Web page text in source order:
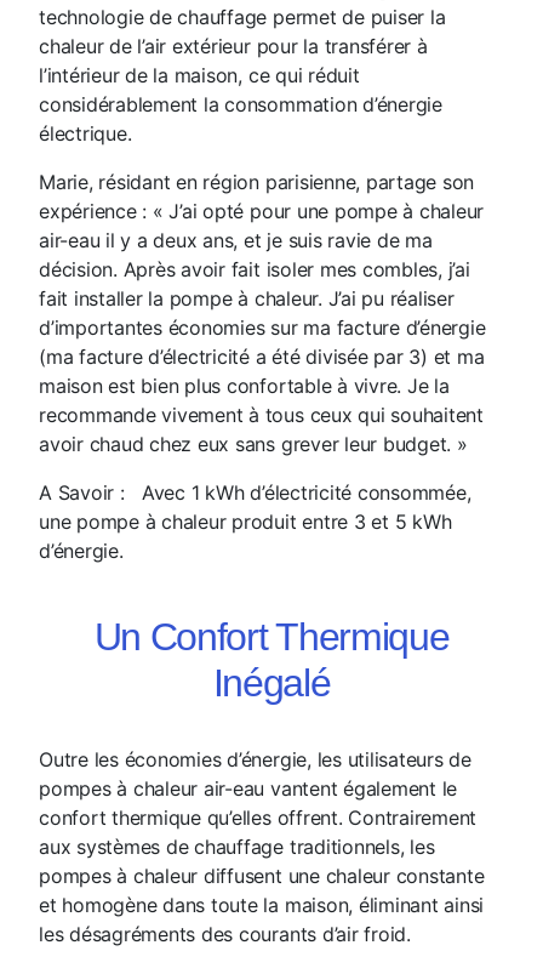
technologie de chauffage permet de puiser la
chaleur de l’air extérieur pour la transférer à
l’intérieur de la maison, ce qui réduit
considérablement la consommation d’énergie
électrique.
Marie, résidant en région parisienne, partage son
expérience : « J’ai opté pour une pompe à chaleur
air-eau il y a deux ans, et je suis ravie de ma
décision. Après avoir fait isoler mes combles, j’ai
fait installer la pompe à chaleur. J’ai pu réaliser
d’importantes économies sur ma facture d’énergie
(ma facture d’électricité a été divisée par 3) et ma
maison est bien plus confortable à vivre. Je la
recommande vivement à tous ceux qui souhaitent
avoir chaud chez eux sans grever leur budget. »
A Savoir : Avec 1 kWh d’électricité consommée,
une pompe à chaleur produit entre 3 et 5 kWh
d’énergie.
Un Confort Thermique
Inégalé
Outre les économies d’énergie, les utilisateurs de
pompes à chaleur air-eau vantent également le
confort thermique qu’elles offrent. Contrairement
aux systèmes de chauffage traditionnels, les
pompes à chaleur diffusent une chaleur constante
et homogène dans toute la maison, éliminant ainsi
les désagréments des courants d’air froid.